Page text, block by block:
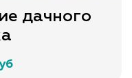
дачного